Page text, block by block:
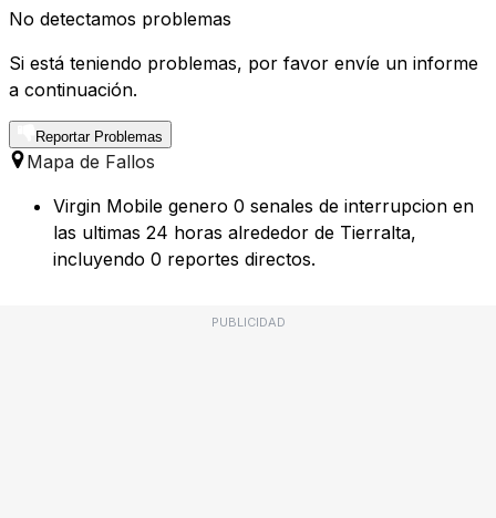
No detectamos problemas
Si está teniendo problemas, por favor envíe un informe
a continuación.
Reportar Problemas
Mapa de Fallos
Virgin Mobile genero 0 senales de interrupcion en
las ultimas 24 horas alrededor de Tierralta,
incluyendo 0 reportes directos.
PUBLICIDAD